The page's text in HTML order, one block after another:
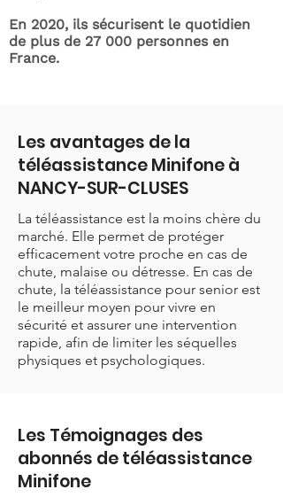
En 2020, ils sécurisent le quotidien
de plus de 27 000 personnes en
France.
Les avantages de la
téléassistance Minifone à
NANCY-SUR-CLUSES
La téléassistance est la moins chère du
marché. Elle permet de protéger
efficacement votre proche en cas de
chute, malaise ou détresse. En cas de
chute, la téléassistance pour senior est
le meilleur moyen pour vivre en
sécurité et assurer une intervention
rapide, afin de limiter les séquelles
physiques et psychologiques.
Les Témoignages des
abonnés de téléassistance
Minifone